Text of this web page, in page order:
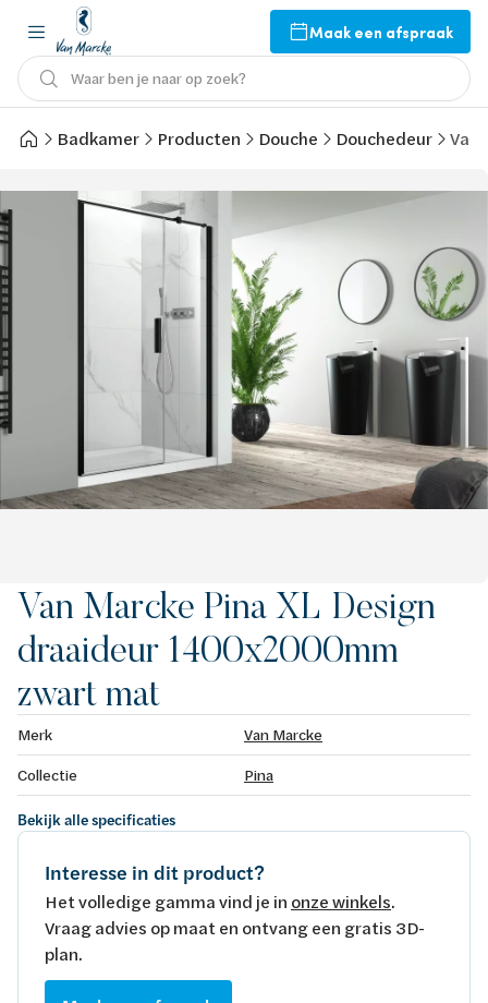
Maak een afspraak
Waar ben je naar op zoek?
Badkamer Producten Douche Douchedeur Van
Van Marcke Pina XL Design
draaideur 1400x2000mm
zwart mat
Merk
Van Marcke
Collectie
Pina
Bekijk alle specificaties
Interesse in dit product?
Het volledige gamma vind je in onze winkels.
Vraag advies op maat en ontvang een gratis 3D-
plan.